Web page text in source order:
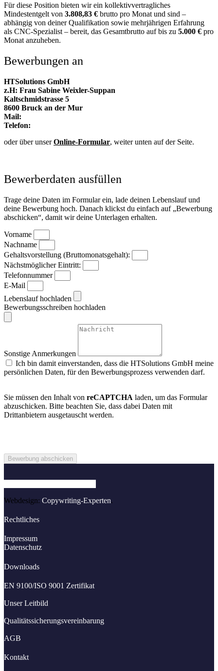
Für diese Position bieten wir ein kollektivvertragliches
Mindestentgelt von 3.808,83 € brutto pro Monat und sind –
abhängig von deiner Qualifikation sowie mehrjährigen Erfahrung
als CNC-Spezialist – bereit, das Gesamtbrutto auf bis zu 5.000 € pro
Monat anzuheben.
Bewerbungen an
HTSolutions GmbH
z.H: Frau Sabine Weixler-Suppan
Kaltschmidstrasse 5
8600 Bruck an der Mur
Mail:
Telefon:
oder über unserOnline-Formular, weiter unten auf der Seite.
Bewerberdaten ausfüllen
Trage deine Daten im Formular ein, lade deinen Lebenslauf und
deine Bewerbung hoch. Danach klickst du einfach auf „Bewerbung
abschicken“, damit wir deine Unterlagen erhalten.
Vorname
Nachname
Gehaltsvorstellung (Bruttomonatsgehalt):
Nächstmöglicher Eintritt:
Telefonnummer
E-Mail
Lebenslauf hochladen
Bewerbungsschreiben hochladen
Sonstige Anmerkungen
Ich bin damit einverstanden, dass die HTSolutions GmbH meine
persönlichen Daten, für den Bewerbungsprozess verwenden darf.
Sie müssen den Inhalt von reCAPTCHA laden, um das Formular
abzuschicken. Bitte beachten Sie, dass dabei Daten mit
Drittanbietern ausgetauscht werden.
Bewerbung abschicken
Webdesign: Copywriting-Experten.
Rechtliches
Impressum
Datenschutz
Downloads
EN 9100/ISO 9001 Zertifikat
Unser Leitbild
Qualitätssicherungsvereinbarung
AGB
Kontakt